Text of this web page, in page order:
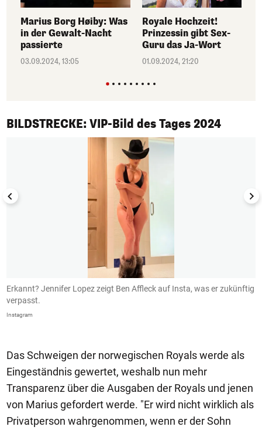
Marius Borg Høiby: Was
in der Gewalt-Nacht
passierte
03.09.2024, 13:05
Royale Hochzeit!
Prinzessin gibt Sex-
Guru das Ja-Wort
01.09.2024, 21:20
BILDSTRECKE: VIP-Bild des Tages 2024
1/50
Erkannt? Jennifer Lopez zeigt Ben Affleck auf Insta, was er zukünftig
verpasst.
Instagram
Das Schweigen der norwegischen Royals werde als
Eingeständnis gewertet, weshalb nun mehr
Transparenz über die Ausgaben der Royals und jenen
von Marius gefordert werde. "Er wird nicht wirklich als
Privatperson wahrgenommen, wenn er der Sohn